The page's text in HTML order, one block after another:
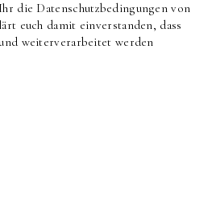
die Datenschutzbedingungen von
euch damit einverstanden, dass
weiterverarbeitet werden